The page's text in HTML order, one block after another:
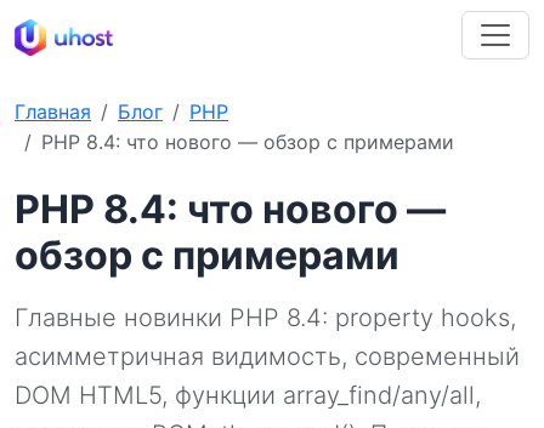
Главная Блог
PHP
PHP 8.4: что нового — обзор с примерами
PHP 8.4: что нового —
обзор с примерами
Главные новинки PHP 8.4: property hooks,
асимметричная видимость, современный
DOM HTML5, функции array_find/any/all,